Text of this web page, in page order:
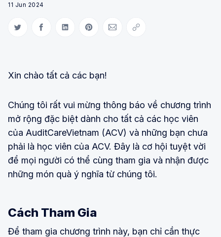
11 Jun 2024
Share on Twitter
Share on Facebook
Share on LinkedIn
Share on Pinterest
Share via Email
Copy link
Xin chào tất cả các bạn!
Chúng tôi rất vui mừng thông báo về chương trình
mở rộng đặc biệt dành cho tất cả các học viên
của AuditCareVietnam (ACV) và những bạn chưa
phải là học viên của ACV. Đây là cơ hội tuyệt vời
để mọi người có thể cùng tham gia và nhận được
những món quà ý nghĩa từ chúng tôi.
Cách Tham Gia
Để tham gia chương trình này, bạn chỉ cần thực